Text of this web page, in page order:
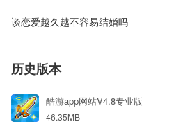
谈恋爱越久越不容易结婚吗
历史版本
酷游app网站V4.8专业版
46.35MB